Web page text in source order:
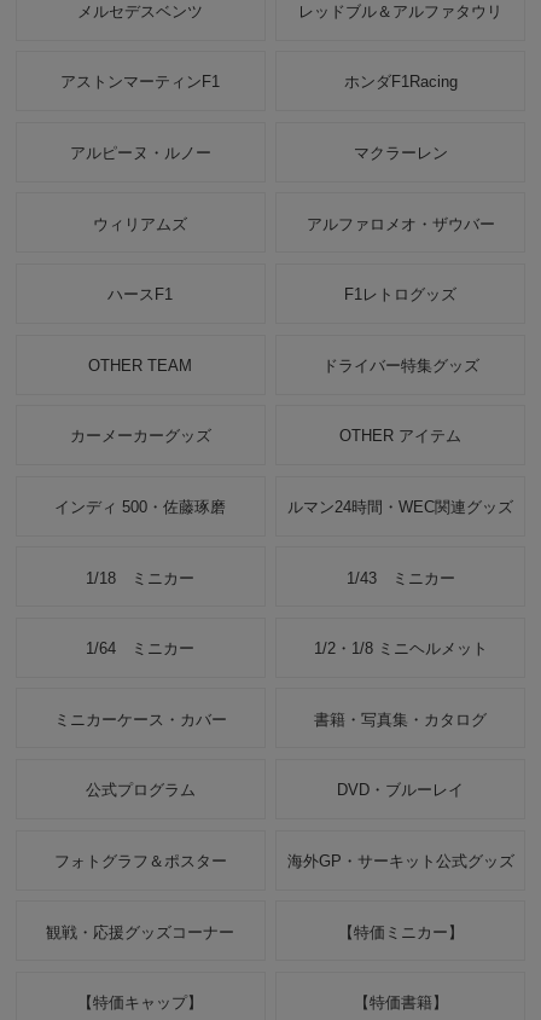
メルセデスベンツ レッドブル＆アルファタウリ
アストンマーティンF1 ホンダF1Racing
アルピーヌ・ルノー マクラーレン
ウィリアムズ アルファロメオ・ザウバー
ハースF1 F1レトログッズ
OTHER TEAM ドライバー特集グッズ
カーメーカーグッズ OTHER アイテム
インディ 500・佐藤琢磨 ルマン24時間・WEC関連グッズ
1/18 ミニカー 1/43 ミニカー
1/64 ミニカー 1/2・1/8 ミニヘルメット
ミニカーケース・カバー 書籍・写真集・カタログ
公式プログラム DVD・ブルーレイ
フォトグラフ＆ポスター 海外GP・サーキット公式グッズ
観戦・応援グッズコーナー 【特価ミニカー】
【特価キャップ】 【特価書籍】